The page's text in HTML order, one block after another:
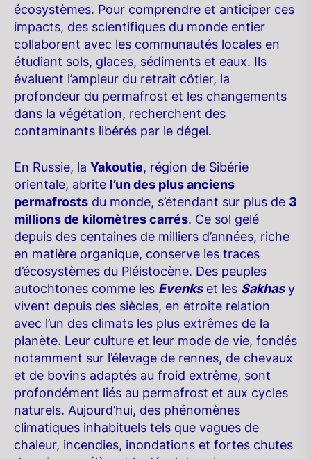
écosystèmes. Pour comprendre et anticiper ces
impacts, des scientifiques du monde entier
collaborent avec les communautés locales en
étudiant sols, glaces, sédiments et eaux. Ils
évaluent l’ampleur du retrait côtier, la
profondeur du permafrost et les changements
dans la végétation, recherchent des
contaminants libérés par le dégel.
En Russie, la Yakoutie, région de Sibérie
orientale, abrite l’un des plus anciens
permafrosts du monde, s’étendant sur plus de 3
millions de kilomètres carrés. Ce sol gelé
depuis des centaines de milliers d’années, riche
en matière organique, conserve les traces
d’écosystèmes du Pléistocène. Des peuples
autochtones comme les Evenkset les Sakhasy
vivent depuis des siècles, en étroite relation
avec l’un des climats les plus extrêmes de la
planète. Leur culture et leur mode de vie, fondés
notamment sur l’élevage de rennes, de chevaux
et de bovins adaptés au froid extrême, sont
profondément liés au permafrost et aux cycles
naturels. Aujourd’hui, des phénomènes
climatiques inhabituels tels que vagues de
chaleur, incendies, inondations et fortes chutes